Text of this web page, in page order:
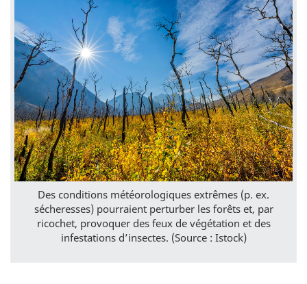
Des conditions météorologiques extrêmes (p. ex.
sécheresses) pourraient perturber les forêts et, par
ricochet, provoquer des feux de végétation et des
infestations d’insectes. (Source : Istock)